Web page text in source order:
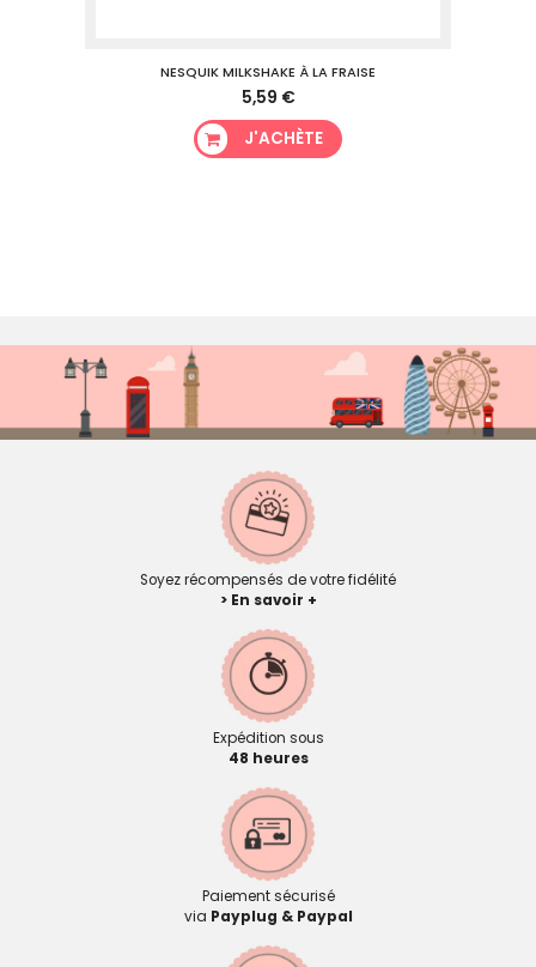
NESQUIK MILKSHAKE À LA FRAISE
5,59 €
J'ACHÈTE
Soyez récompensés de votre fidélité
> En savoir +
Expédition sous
48 heures
Paiement sécurisé
via Payplug & Paypal